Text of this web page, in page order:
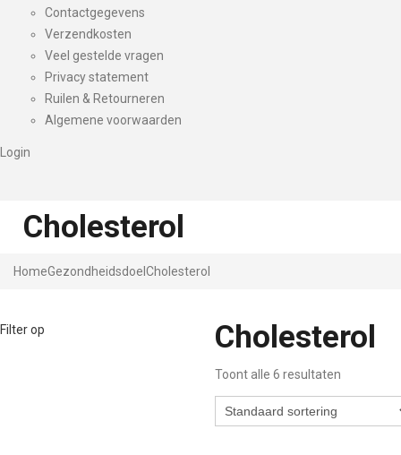
Contactgegevens
Verzendkosten
Veel gestelde vragen
Privacy statement
Ruilen & Retourneren
Algemene voorwaarden
Login
Cholesterol
HomeGezondheidsdoel Cholesterol
Filter op Cholesterol
Toont alle 6 resultaten